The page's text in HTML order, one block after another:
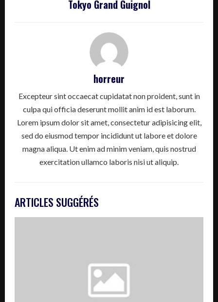
Tokyo Grand Guignol
horreur
Excepteur sint occaecat cupidatat non proident, sunt in
culpa qui officia deserunt mollit anim id est laborum.
Lorem ipsum dolor sit amet, consectetur adipisicing elit,
sed do eiusmod tempor incididunt ut labore et dolore
magna aliqua. Ut enim ad minim veniam, quis nostrud
exercitation ullamco laboris nisi ut aliquip.
ARTICLES SUGGÉRÉS